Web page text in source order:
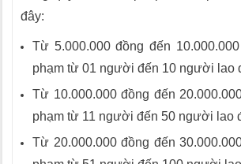
đây:
Từ 5.000.000 đồng đến
phạm từ 01 người đến 10 người lao
Từ 10.000.000 đồng đến
phạm từ 11 người đến 50 người lao
Từ 20.000.000 đồng đến